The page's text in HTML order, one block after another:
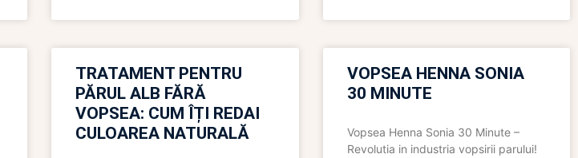
TRATAMENT PENTRU
PĂRUL ALB FĂRĂ
VOPSEA: CUM ÎȚI REDAI
CULOAREA NATURALĂ
VOPSEA HENNA SONIA
30 MINUTE
Vopsea Henna Sonia 30 Minute –
Revolutia in industria vopsirii parului!